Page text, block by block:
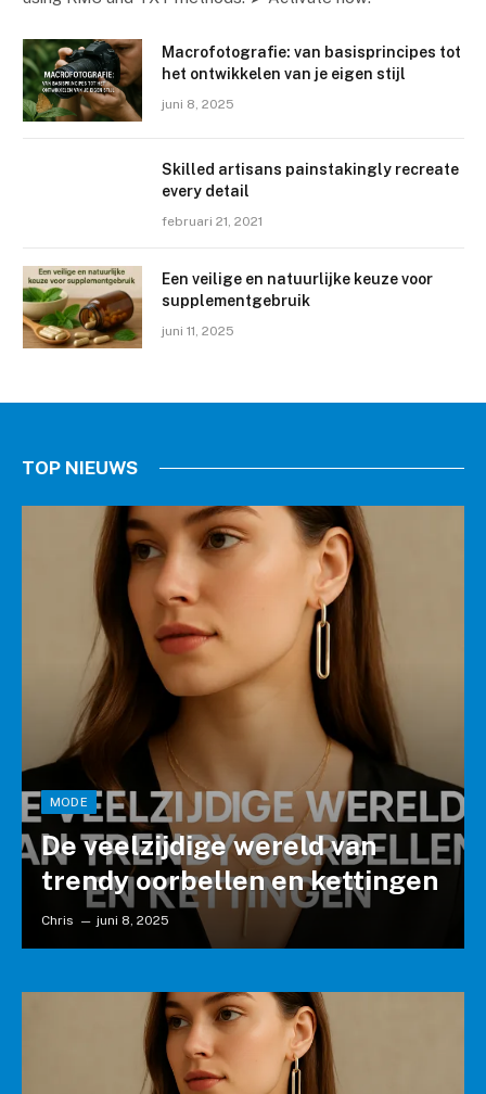
Macrofotografie: van basisprincipes tot
het ontwikkelen van je eigen stijl
juni 8, 2025
Skilled artisans painstakingly recreate
every detail
februari 21, 2021
Een veilige en natuurlijke keuze voor
supplementgebruik
juni 11, 2025
TOP NIEUWS
MODE
De veelzijdige wereld van
trendy oorbellen en kettingen
Chris juni 8, 2025